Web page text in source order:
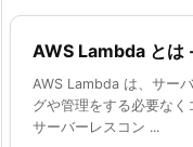
AWS Lambda とは
AWS Lambda は、サー
グや管理をする必要なく
サーバーレスコン ...